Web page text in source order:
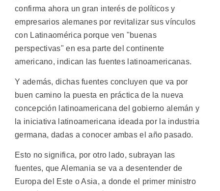
confirma ahora un gran interés de políticos y
empresarios alemanes por revitalizar sus vínculos
con Latinaomérica porque ven "buenas
perspectivas" en esa parte del continente
americano, indican las fuentes latinoamericanas.
Y además, dichas fuentes concluyen que va por
buen camino la puesta en práctica de la nueva
concepción latinoamericana del gobierno alemán y
la iniciativa latinoamericana ideada por la industria
germana, dadas a conocer ambas el año pasado.
Esto no significa, por otro lado, subrayan las
fuentes, que Alemania se va a desentender de
Europa del Este o Asia, a donde el primer ministro